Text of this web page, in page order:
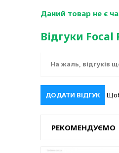
Даний товар не є
Відгуки
На жаль, відгуків
ДОДАТИ ВІДГУК
РЕКОМЕНДУЄМО